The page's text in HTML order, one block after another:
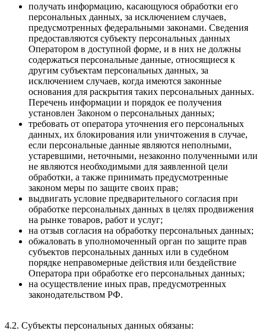
получать информацию, касающуюся обработки его
персональных данных, за исключением случаев,
предусмотренных федеральными законами. Сведения
предоставляются субъекту персональных данных
Оператором в доступной форме, и в них не должны
содержаться персональные данные, относящиеся к
другим субъектам персональных данных, за
исключением случаев, когда имеются законные
основания для раскрытия таких персональных данных.
Перечень информации и порядок ее получения
установлен Законом о персональных данных;
требовать от оператора уточнения его персональных
данных, их блокирования или уничтожения в случае,
если персональные данные являются неполными,
устаревшими, неточными, незаконно полученными или
не являются необходимыми для заявленной цели
обработки, а также принимать предусмотренные
законом меры по защите своих прав;
выдвигать условие предварительного согласия при
обработке персональных данных в целях продвижения
на рынке товаров, работ и услуг;
на отзыв согласия на обработку персональных данных;
обжаловать в уполномоченный орган по защите прав
субъектов персональных данных или в судебном
порядке неправомерные действия или бездействие
Оператора при обработке его персональных данных;
на осуществление иных прав, предусмотренных
законодательством РФ.
4.2. Субъекты персональных данных обязаны: